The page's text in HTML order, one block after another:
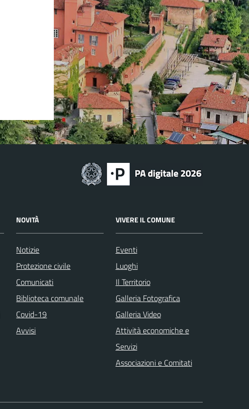
NOVITÀ
Notizie
Protezione civile
Comunicati
Biblioteca comunale
Covid-19
Avvisi
VIVERE IL COMUNE
Eventi
Luoghi
Il Territorio
Galleria Fotografica
Galleria Video
Attività economiche e
Servizi
Associazioni e Comitati